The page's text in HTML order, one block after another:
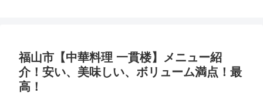
福山市【中華料理 一貫楼】メニュー紹
介！安い、美味しい、ボリューム満点！最
高！